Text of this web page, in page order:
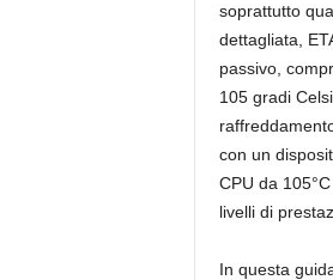
soprattutto
dettagliata,
passivo,
105 gradi
con un
CPU da
livelli di
In questa